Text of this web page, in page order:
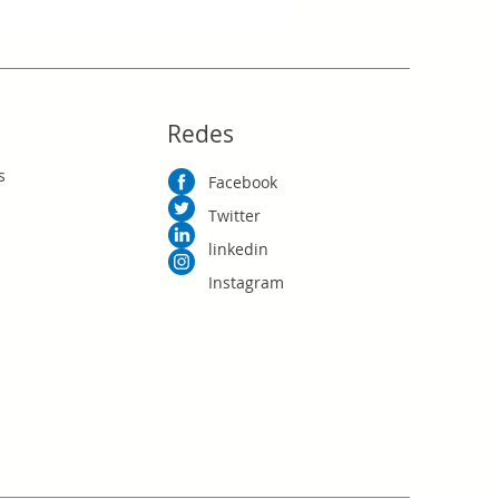
Redes
Facebook
Twitter
linkedin
Instagram